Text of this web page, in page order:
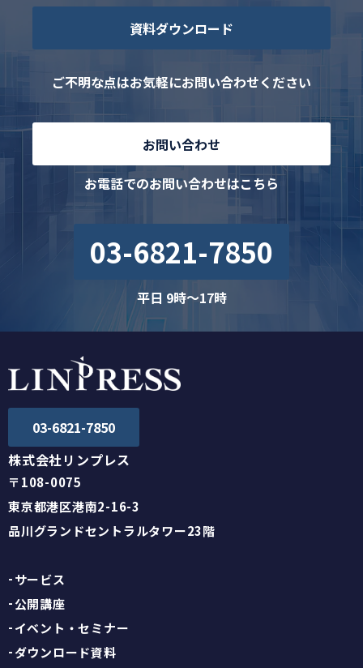
資料ダウンロード
ご不明な点はお気軽にお問い合わせください
お問い合わせ
お電話でのお問い合わせはこちら
03-6821-7850
平日 9時〜17時
03-6821-7850
株式会社リンプレス
〒108-0075
東京都港区港南2-16-3
品川グランドセントラルタワー23階
サービス
公開講座
イベント・セミナー
ダウンロード資料